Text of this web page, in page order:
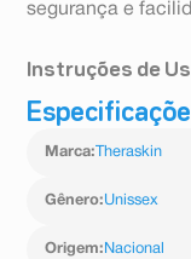
segurança e
Instruções de
Aplique o
uniformemente
inclusive contra a
Marca: Theraskin
Gênero:Unissex
Origem: Nacional